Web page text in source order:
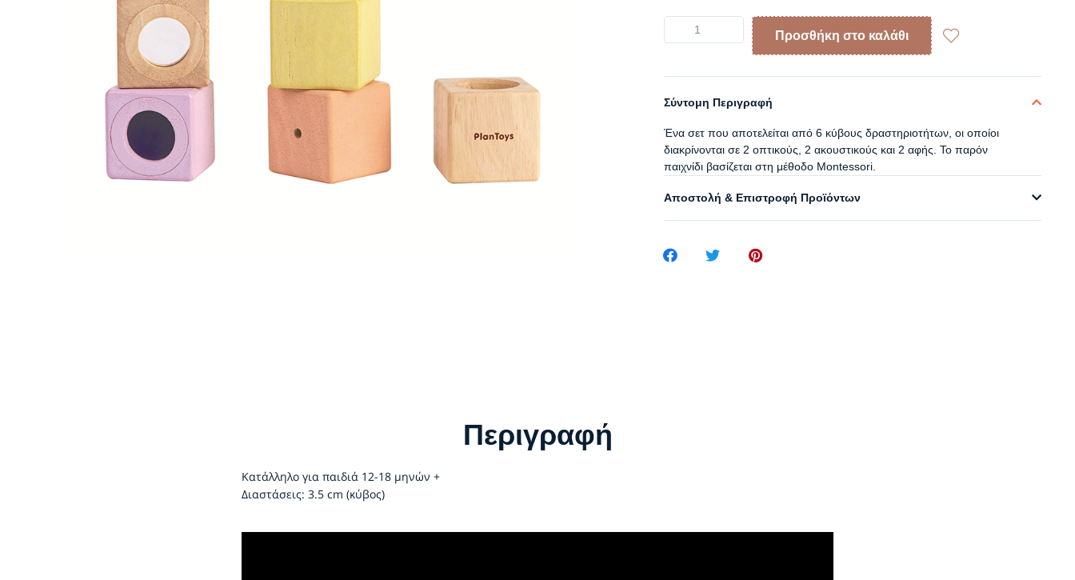
Προσθήκη στο καλάθι
Σύντομη Περιγραφή
Ένα σετ που αποτελείται από 6 κύβους δραστηριοτήτων, οι οποίοι
διακρίνονται σε 2 οπτικούς, 2 ακουστικούς και 2 αφής. Το παρόν
παιχνίδι βασίζεται στη μέθοδο Montessori.
Αποστολή & Επιστροφή Προϊόντων
Περιγραφή
Κατάλληλο για παιδιά 12-18 μηνών +
Διαστάσεις: 3.5 cm (κύβος)